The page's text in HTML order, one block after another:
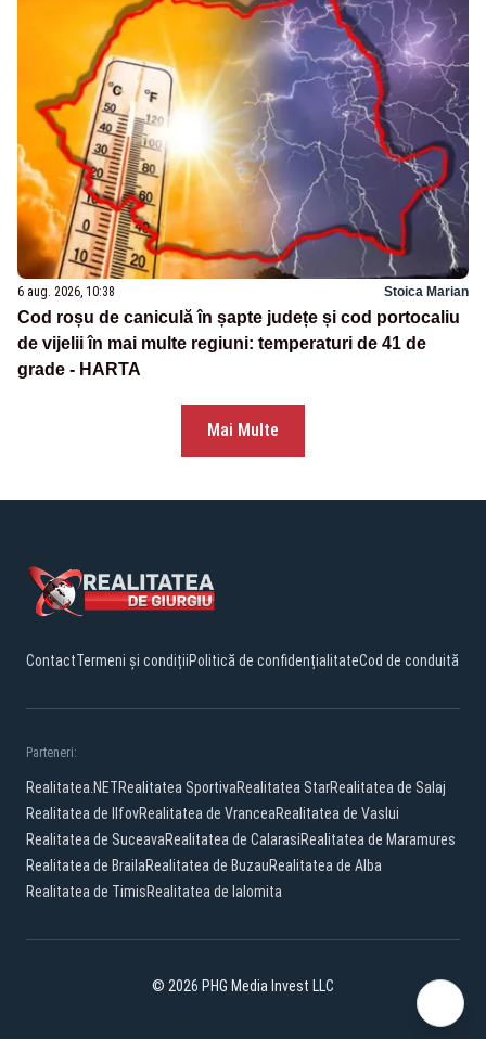
6 aug. 2026, 10:38 Stoica Marian
Cod roșu de caniculă în șapte județe și cod portocaliu
de vijelii în mai multe regiuni: temperaturi de 41 de
grade - HARTA
Mai Multe
ContactTermeni și condițiiPolitică de confidențialitateCod de conduită
Parteneri:
Realitatea.NETRealitatea SportivaRealitatea StarRealitatea de Salaj
Realitatea de IlfovRealitatea de VranceaRealitatea de Vaslui
Realitatea de SuceavaRealitatea de CalarasiRealitatea de Maramures
Realitatea de BrailaRealitatea de BuzauRealitatea de Alba
Realitatea de TimisRealitatea de Ialomita
© 2026 PHG Media Invest LLC